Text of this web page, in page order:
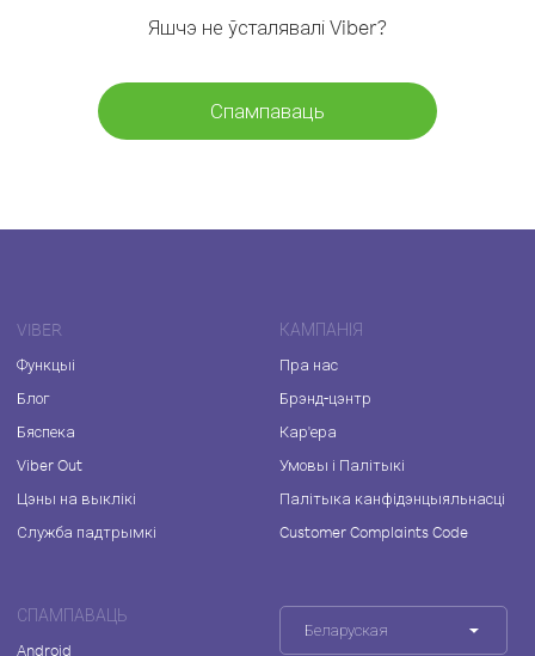
Яшчэ не ўсталявалі Viber?
Спампаваць
VIBER
Функцыі
Блог
Бяспека
Viber Out
Цэны на выклікі
Служба падтрымкі
КАМПАНІЯ
Пра нас
Брэнд-цэнтр
Кар'ера
Умовы і Палітыкі
Палітыка канфідэнцыяльнасці
Customer Complaints Code
СПАМПАВАЦЬ
Android
Беларуская